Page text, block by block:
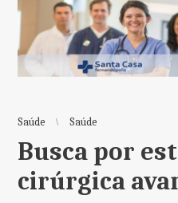
Saúde Saúde
Busca por
cirúrgica